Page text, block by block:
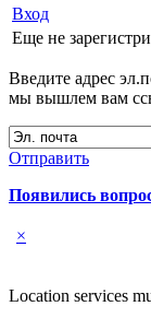
Вход
Еще не
Введите адрес
мы вышлем вам
Отправить
Появились
×
Location services